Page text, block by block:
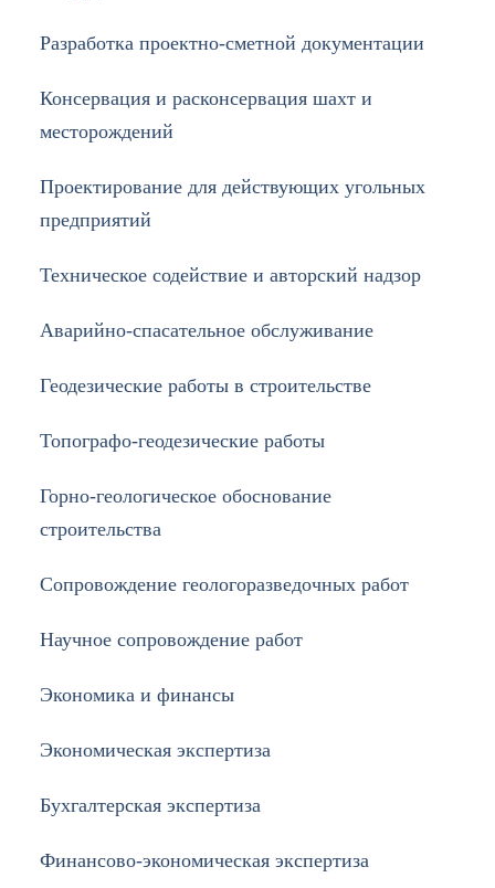
Разработка проектно-сметной документации
Консервация и расконсервация шахт и
месторождений
Проектирование для действующих угольных
предприятий
Техническое содействие и авторский надзор
Аварийно-спасательное обслуживание
Геодезические работы в строительстве
Топографо-геодезические работы
Горно-геологическое обоснование
строительства
Cопровождение геологоразведочных работ
Научное сопровождение работ
Экономика и финансы
Экономическая экспертиза
Бухгалтерская экспертиза
Финансово-экономическая экспертиза